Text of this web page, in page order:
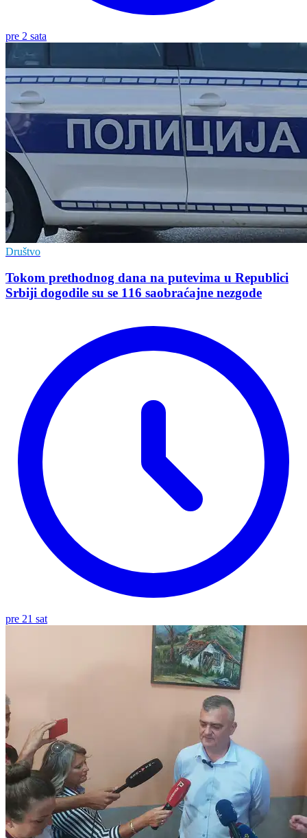
pre 2 sata
Društvo
Tokom prethodnog dana na putevima u Republici
Srbiji dogodile su se 116 saobraćajne nezgode
pre 21 sat